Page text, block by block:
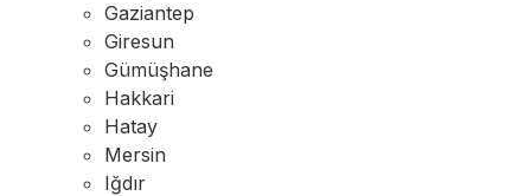
Gaziantep
Giresun
Gümüşhane
Hakkari
Hatay
Mersin
Iğdır